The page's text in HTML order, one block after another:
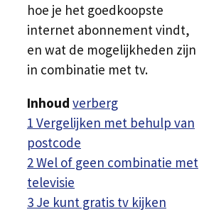
hoe je het goedkoopste
internet abonnement vindt,
en wat de mogelijkheden zijn
in combinatie met tv.
Inhoud verberg
1 Vergelijken met behulp van
postcode
2Wel of geen combinatie met
televisie
3 Je kunt gratis tv kijken